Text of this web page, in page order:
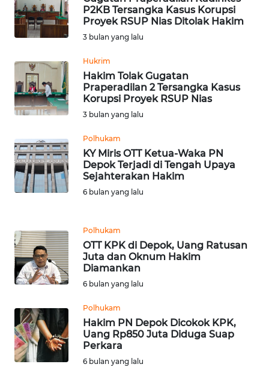
P2KB Tersangka Kasus Korupsi
Proyek RSUP Nias Ditolak Hakim
3 bulan yang lalu
Hukrim
Hakim Tolak Gugatan
Praperadilan 2 Tersangka Kasus
Korupsi Proyek RSUP Nias
3 bulan yang lalu
Polhukam
KY Miris OTT Ketua-Waka PN
Depok Terjadi di Tengah Upaya
Sejahterakan Hakim
6 bulan yang lalu
Polhukam
OTT KPK di Depok, Uang Ratusan
Juta dan Oknum Hakim
Diamankan
6 bulan yang lalu
Polhukam
Hakim PN Depok Dicokok KPK,
Uang Rp850 Juta Diduga Suap
Perkara
6 bulan yang lalu
INTERNASIONAL
PENDIDIKAN
OLAHRAGA
OPINI
EDITORIAL
INDEKS
BERITA
KONTAK
INFO
IKLAN